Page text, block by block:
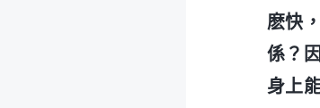
麽快
係？
身上